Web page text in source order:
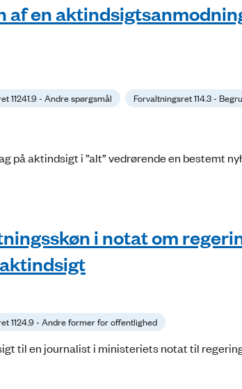
en
11241.9 - Andre spørgsmål Forvaltningsret 114.3 -
på aktindsigt i ”alt” vedrørende en bestemt
i notat om
1124.9 - Andre former for offentlighed
til en journalist i ministeriets notat til